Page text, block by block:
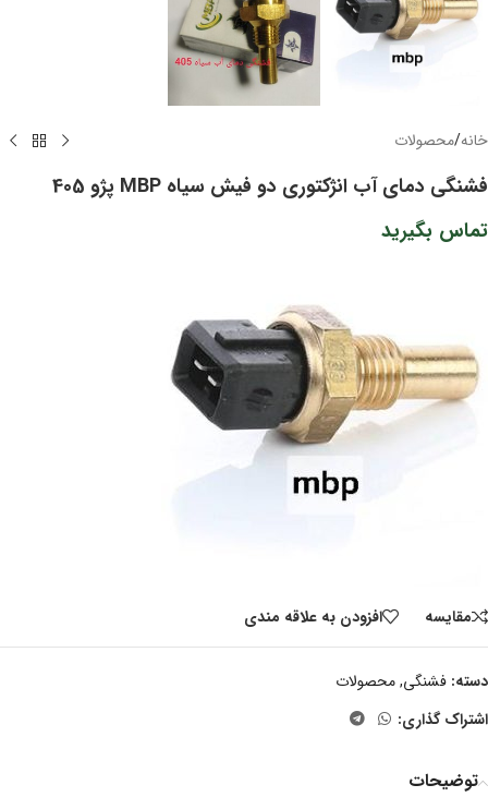
خانه/محصولات
فشنگی دمای آب انژکتوری دو فیش سیاه MBP پژو 405
تماس بگیرید
مقايسه افزودن به علاقه مندی
دسته: فشنگی,محصولات
اشتراک گذاری:
توضیحات